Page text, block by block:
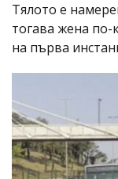
Тялото е
тогава жена
на първа